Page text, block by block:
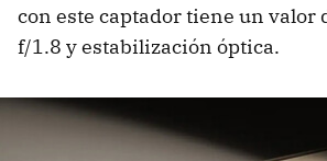
con este captador tiene un valor
f/1.8 y estabilización óptica.